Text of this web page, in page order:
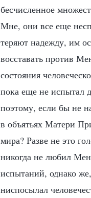
бесчисленное
Мне, они все еще
теряют надежду, им
восставать против
состояния
пока еще не испытал
поэтому, если бы не
в объятьях Матери
мира? Разве не это
никогда не любил
испытаний, однако
ниспосылал